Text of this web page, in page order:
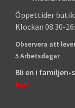
Öppettider
Klockan 08:30-
Observera att
5 Arbetsdagar
Bli en i
här!